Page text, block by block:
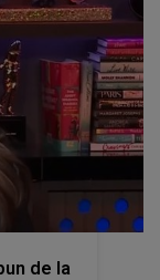
de la